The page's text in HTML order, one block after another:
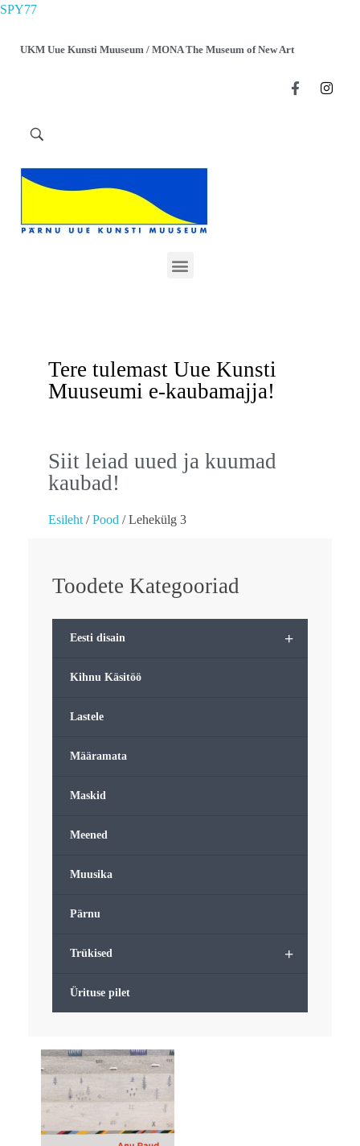
SPY77
UKM Uue Kunsti Muuseum / MONA The Museum of New Art
Tere tulemast Uue Kunsti
Muuseumi e-kaubamajja!
Siit leiad uued ja kuumad
kaubad!
Esileht /Pood / Lehekülg 3
Toodete Kategooriad
+
Eesti disain
Kihnu Käsitöö
Lastele
Määramata
Maskid
Meened
Muusika
Pärnu
+
Trükised
Ürituse pilet